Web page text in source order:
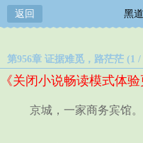
返回 黑
第956章 证据难觅，路茫茫 (1 /
《关闭小说畅读模式体验
京城，一家商务宾馆。